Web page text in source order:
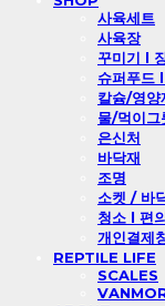
사육세트
사육장
꾸미기 l
슈퍼푸드
칼슘/영양
물/먹이그
은신처
바닥재
조명
소켓 / 바
청소 l 편
개인결제
REPTILE LIFE
SCALES